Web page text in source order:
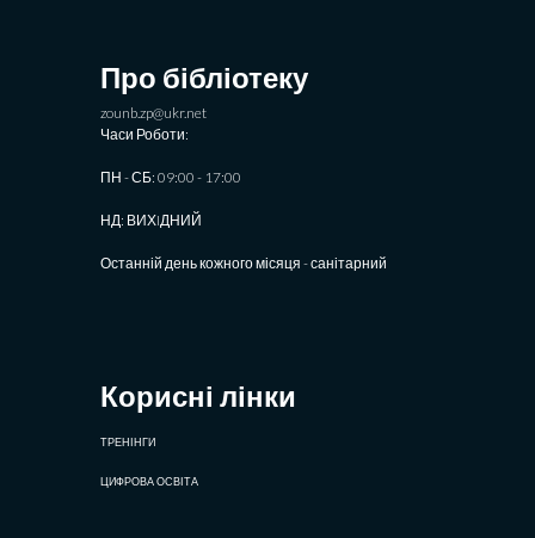
Про бібліотеку
zounb.zp@ukr.net
Часи Роботи:
ПН - СБ: 09:00 - 17:00
НД: ВИХIДНИЙ
Останній день кожного місяця - санітарний
Корисні лінки
ТРЕНІНГИ
ЦИФРОВА ОСВІТА